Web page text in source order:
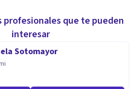
profesionales que te pueden
interesar
Sotomayor